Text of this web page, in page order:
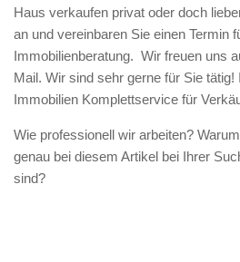
Haus verkaufen privat oder doch
an und vereinbaren Sie einen Termin
Immobilienberatung. Wir freuen uns
Mail. Wir sind sehr gerne für Sie
Immobilien Komplettservice für
Wie professionell wir arbeiten?
genau bei diesem Artikel bei Ihrer
sind?